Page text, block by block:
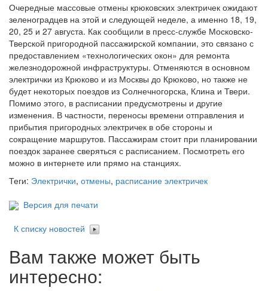
Очередные массовые отмены крюковских электричек ожидают
зеленоградцев на этой и следующей неделе, а именно 18, 19,
20, 25 и 27 августа. Как сообщили в пресс-службе Московско-
Тверской пригородной пассажирской компании, это связано с
предоставлением «технологических окон» для ремонта
железнодорожной инфраструктуры. Отменяются в основном
электрички из Крюково и из Москвы до Крюково, но также не
будет некоторых поездов из Солнечногорска, Клина и Твери.
Помимо этого, в расписании предусмотрены и другие
изменения. В частности, переносы времени отправления и
прибытия пригородных электричек в обе стороны и
сокращение маршрутов. Пассажирам стоит при планировании
поездок заранее сверяться с расписанием. Посмотреть его
можно в интернете или прямо на станциях.
Теги: Электрички, отмены, расписание электричек
Версия для печати
К списку новостей
Вам также может быть
интересно: